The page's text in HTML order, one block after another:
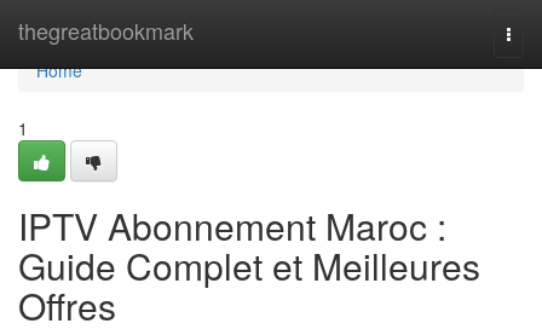
thegreatbookmark
Home
Home
1
IPTV Abonnement Maroc :
Guide Complet et Meilleures
Offres